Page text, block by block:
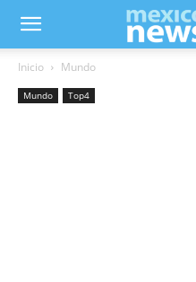
Inicio Mundo
Mundo Top4